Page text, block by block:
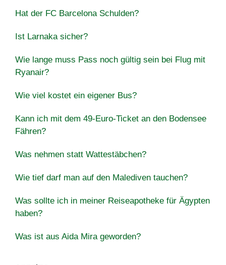
Hat der FC Barcelona Schulden?
Ist Larnaka sicher?
Wie lange muss Pass noch gültig sein bei Flug mit
Ryanair?
Wie viel kostet ein eigener Bus?
Kann ich mit dem 49-Euro-Ticket an den Bodensee
Fähren?
Was nehmen statt Wattestäbchen?
Wie tief darf man auf den Malediven tauchen?
Was sollte ich in meiner Reiseapotheke für Ägypten
haben?
Was ist aus Aida Mira geworden?